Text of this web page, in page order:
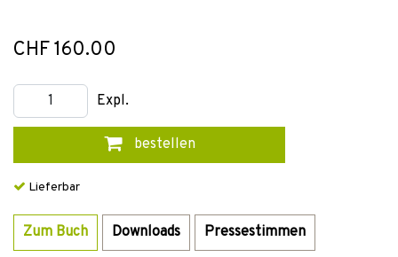
CHF 160.00
Expl.
bestellen
Lieferbar
Zum Buch Downloads Pressestimmen